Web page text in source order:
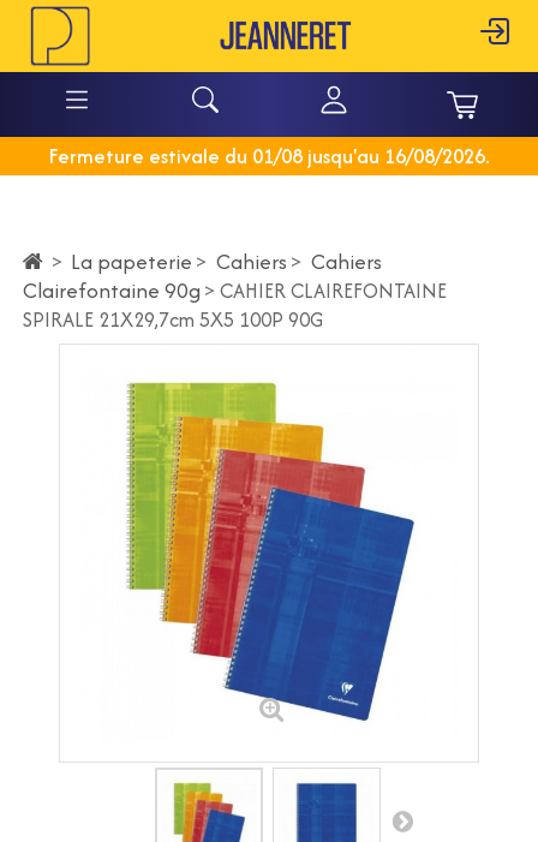
Fermeture estivale du 01/08 jusqu'au 16/08/2026.
> La papeterie > Cahiers > Cahiers
Clairefontaine 90g >CAHIER CLAIREFONTAINE
SPIRALE 21X29,7cm 5X5 100P 90G